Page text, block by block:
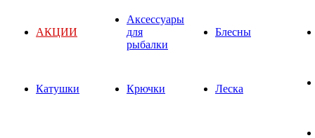
АКЦИИ
Аксессуары
для
рыбалки
Блесны
Катушки Крючки Леска